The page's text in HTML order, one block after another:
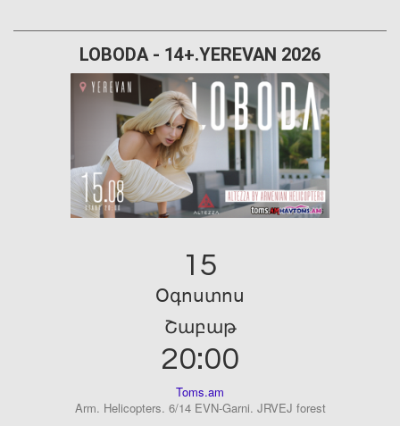
LOBODA - 14+.YEREVAN 2026
15
Օգոստոս
Շաբաթ
20:00
Toms.am
Arm. Helicopters. 6/14 EVN-Garni. JRVEJ forest